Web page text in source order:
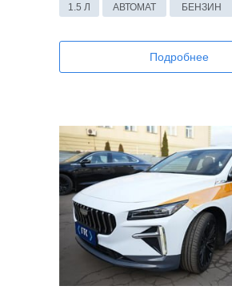
Подробнее
1.5 Л АВТОМАТ БЕНЗИН